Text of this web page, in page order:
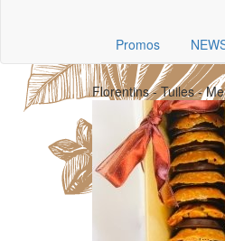
Promos
Florentins - Tuiles -